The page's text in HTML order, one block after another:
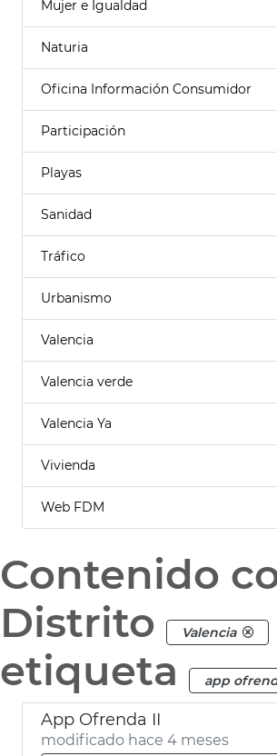
Mujer e Igualdad
Naturia
Oficina Información Consumidor
Participación
Playas
Sanidad
Tráfico
Urbanismo
Valencia
Valencia verde
Valencia Ya
Vivienda
Web FDM
Contenido
Distrito
Valencia
etiqueta
app
App Ofrenda II
modificado hace 4 meses